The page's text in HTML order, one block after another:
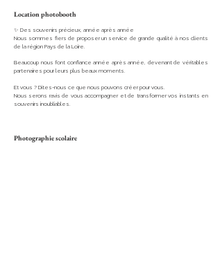
Location photobooth
✨ Des souvenirs précieux, année après année
Nous sommes fiers de proposer un service de grande qualité à nos clients
de la région Pays de la Loire.
Beaucoup nous font confiance année après année, devenant de véritables
partenaires pour leurs plus beaux moments.
Et vous ? Dites-nous ce que nous pouvons créer pour vous.
Nous serons ravis de vous accompagner et de transformer vos instants en
souvenirs inoubliables.
Photographie scolaire